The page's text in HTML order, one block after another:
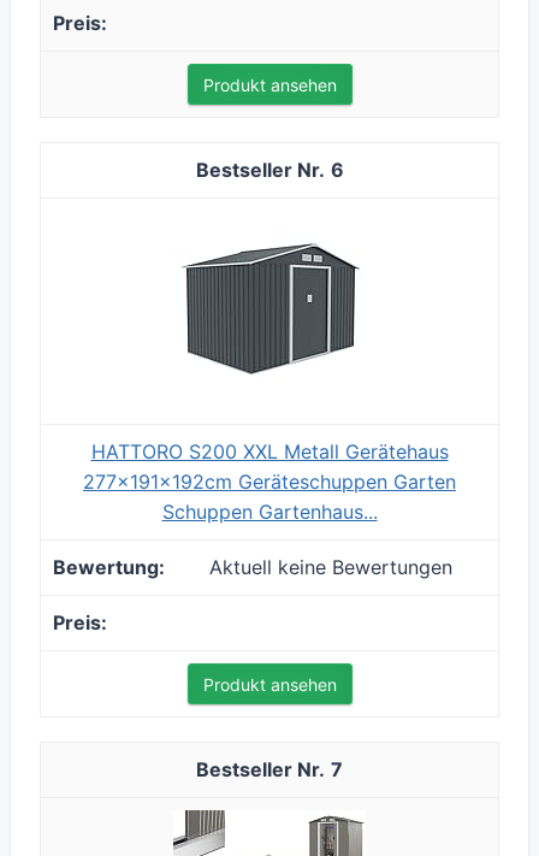
Produkt ansehen
6
HATTORO S200 XXL Metall Gerätehaus
277x191x192cm Geräteschuppen Garten
Schuppen Gartenhaus...
Aktuell keine Bewertungen
Produkt ansehen
7